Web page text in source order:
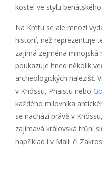
kostel ve stylu
Na Krétu se ale mnozí
historií, než reprezentuje
zajímá zejména minojská
poukazuje hned několik
archeologických nalezišť.
v Knóssu, Phaistu nebo
každého milovníka
se nachází právě v
zajímavá královská trůní
například i v Malii či